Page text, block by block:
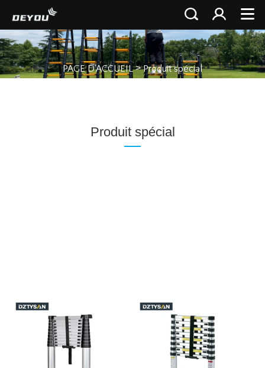
PAGE D'ACCUEIL>Produit spécial
Produit spécial